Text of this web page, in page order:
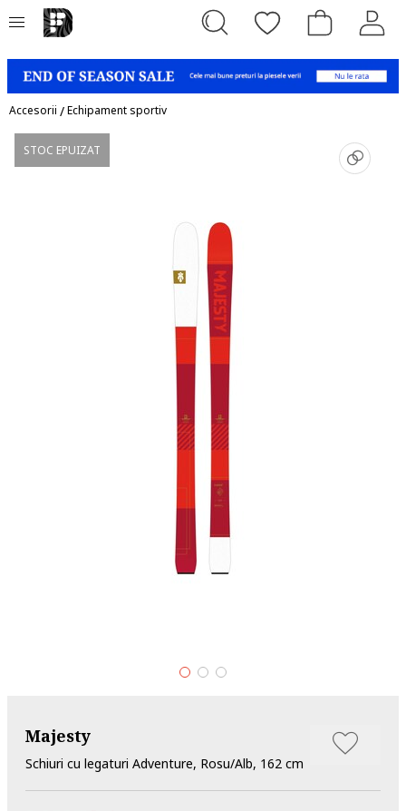
Accesorii /Echipament sportiv
STOC EPUIZAT
Majesty
Schiuri cu legaturi Adventure, Rosu/Alb, 162 cm